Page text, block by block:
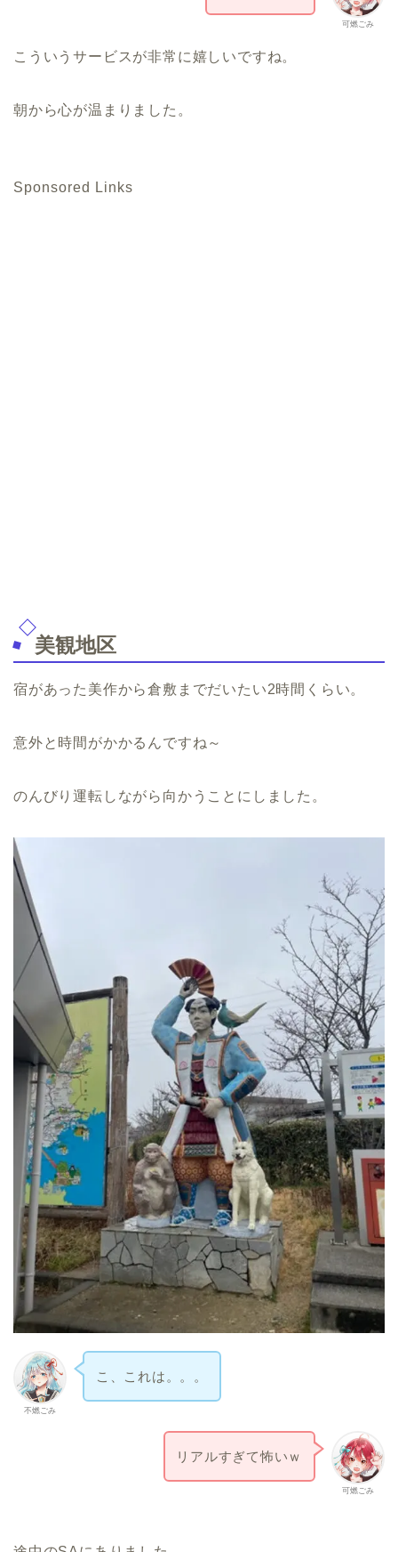
可燃ごみ
こういうサービスが非常に嬉しいですね。
朝から心が温まりました。
Sponsored Links
美観地区
宿があった美作から倉敷までだいたい2時間くらい。
意外と時間がかかるんですね～
のんびり運転しながら向かうことにしました。
不燃ごみ
こ、これは。。。
可燃ごみ
リアルすぎて怖いｗ